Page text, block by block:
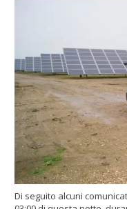
Di seguito alcuni